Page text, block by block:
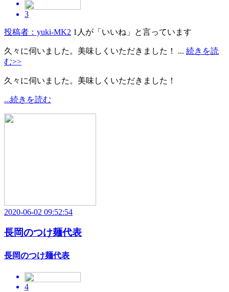
3
投稿者：yuki-MK2 1人が「いいね」と言っています
久々に伺いました。美味しくいただきました！ ... 続きを読
む>>
久々に伺いました。美味しくいただきました！
...続きを読む
2020-06-02 09:52:54
長岡のつけ麺代表
長岡のつけ麺代表
4